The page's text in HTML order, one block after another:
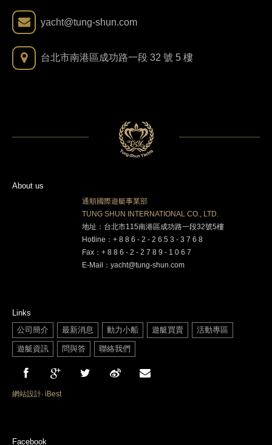
yacht@tung-shun.com
台北市南港區成功路一段 32 號 5 樓
About us
通順國際遊艇事業部
TUNG SHUN INTERNATIONAL CO., LTD.
地址：台北市115南港區成功路一段32號5樓
Hotline：+ 8 8 6 - 2 - 2 6 5 3 - 3 7 6 8
Fax：+ 8 8 6 - 2 - 2 7 8 9 - 1 0 6 7
E-Mail：yacht@tung-shun.com
Links
公司簡介
最新消息 動力小船 遊艇買賣 活動專區
遊艇資訊 問與答 聯絡我們
網站設計‧ iBest
Facebook